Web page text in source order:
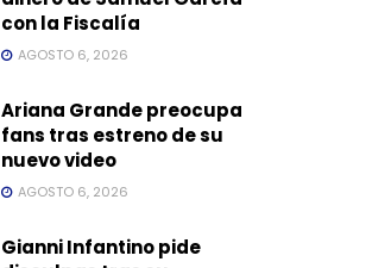
con la Fiscalía
AGOSTO 6, 2026
Ariana Grande preocupa
fans tras estreno de su
nuevo video
AGOSTO 6, 2026
Gianni Infantino pide